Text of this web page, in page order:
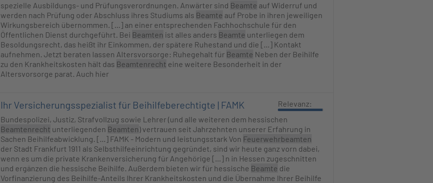
spezielle Ausbildungs- und Prüfungsverordnungen. Anwärter sind Beamte auf Widerruf und
werden nach Prüfung oder Abschluss ihres Studiums als Beamte auf Probe in ihren jeweiligen
Wirkungsbereich übernommen. [...] an einer entsprechenden Fachhochschule für den
Öffentlichen Dienst durchgeführt. Bei Beamten ist alles anders Beamte unterliegen dem
Besoldungsrecht, das heißt ihr Einkommen, der spätere Ruhestand und die [...] Kontakt
aufnehmen. Jetzt beraten lassen Altersvorsorge: Ruhegehalt für Beamte Neben der Beihilfe
zu den Krankheitskosten hält das Beamtenrecht eine weitere Besonderheit in der
Altersvorsorge parat. Auch hier
Ihr Versicherungsspezialist für Beihilfeberechtigte | FAMK
Relevanz:
Bundespolizei, Justiz, Strafvollzug sowie Lehrer (und alle weiteren dem hessischen
Beamtenrecht unterliegenden Beamten ) vertrauen seit Jahrzehnten unserer Erfahrung in
Sachen Beihilfeabwicklung. [...] FAMK - Modern und leistungsstark Von Feuerwehrbeamten
der Stadt Frankfurt 1911 als Selbsthilfeeinrichtung gegründet, sind wir heute ganz vorn dabei,
wenn es um die private Krankenversicherung für Angehörige [...] n in Hessen zugeschnitten
und ergänzen die hessische Beihilfe. Außerdem bieten wir für hessische Beamte die
Vorfinanzierung des Beihilfe-Anteils Ihrer Krankheitskosten und die Übernahme Ihrer Beihilfe